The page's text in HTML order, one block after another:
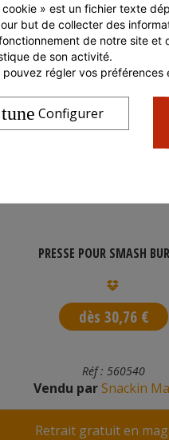
PRESSE POUR SMASH
dès 30,76 €
Réf : 560540
Vendu parSnackin
Retrait gratuit en
cookie » est un fichier texte
but de collecter des
de notre site et
de son activité.
pouvez régler vos
tune Configurer